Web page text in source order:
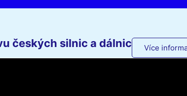
českých silnic a dálnic Více